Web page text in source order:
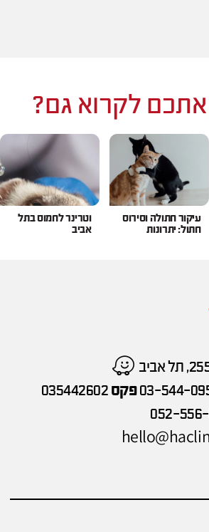
אתכם לקרוא גם?
עיקור חתולה וסירוס
חתול: יתרונות
וטרינר לחמוס בתל
אביב
03-544-פקס 035442602
052-